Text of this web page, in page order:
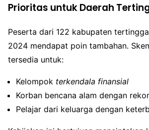
Prioritas untuk Daerah
Peserta dari 122 kabupaten
2024 mendapat poin tambahan.
tersedia untuk:
Kelompok terkendala finansial
Korban bencana alam dengan
Pelajar dari keluarga dengan